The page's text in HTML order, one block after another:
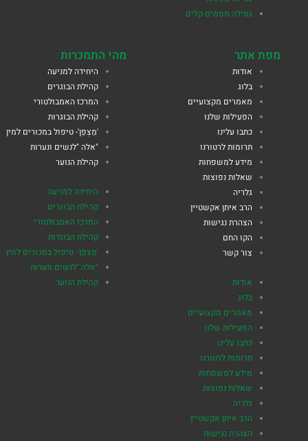
גמילה מסמים קלים
מפת אתר
אודות
בלוג
מאמרים מקצועיים
הפעילות שלנו
כתבו עלינו
תרומות לרטורנו
מידע למשפחות
שאלות נפוצות
גלריה
הרב איתן אקשטיין
הצהרת נגישות
הקו החם
צור קשר
אודות
בלוג
מאמרים מקצועיים
הפעילות שלנו
כתבו עלינו
תרומות לרטורנו
מידע למשפחות
שאלות נפוצות
גלריה
הרב איתן אקשטיין
הצהרת נגישות
מהי התמכרות
היחידה למניעה
קהילת הבוגרים
המרכז האמבולטורי
קהילת הבוגרות
'מַצְפֵן'- טיפול במכורים למין
"אלה "לנשים ונערות
קהילת הנוער
היחידה למניעה
קהילת הבוגרים
המרכז האמבולטורי
קהילת הבוגרות
'מַצְפֵן'- טיפול במכורים למין
"אלה "לנשים ונערות
קהילת הנוער